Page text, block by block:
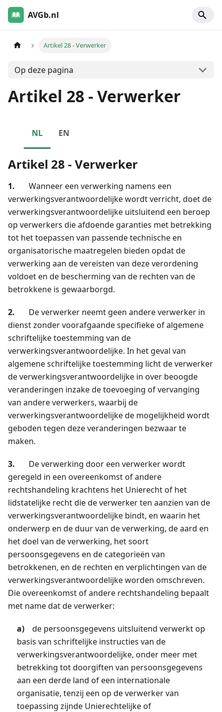
AVGb.nl
Artikel 28 - Verwerker
Op deze pagina
Artikel 28 - Verwerker
NL EN
Artikel 28 - Verwerker
1.
Wanneer een verwerking namens een
verwerkingsverantwoordelijke wordt verricht, doet de
verwerkingsverantwoordelijke uitsluitend een beroep
op verwerkers die afdoende garanties met betrekking
tot het toepassen van passende technische en
organisatorische maatregelen bieden opdat de
verwerking aan de vereisten van deze verordening
voldoet en de bescherming van de rechten van de
betrokkene is gewaarborgd.
2.
De verwerker neemt geen andere verwerker in
dienst zonder voorafgaande specifieke of algemene
schriftelijke toestemming van de
verwerkingsverantwoordelijke. In het geval van
algemene schriftelijke toestemming licht de verwerker
de verwerkingsverantwoordelijke in over beoogde
veranderingen inzake de toevoeging of vervanging
van andere verwerkers, waarbij de
verwerkingsverantwoordelijke de mogelijkheid wordt
geboden tegen deze veranderingen bezwaar te
maken.
3.
De verwerking door een verwerker wordt
geregeld in een overeenkomst of andere
rechtshandeling krachtens het Unierecht of het
lidstatelijke recht die de verwerker ten aanzien van de
verwerkingsverantwoordelijke bindt, en waarin het
onderwerp en de duur van de verwerking, de aard en
het doel van de verwerking, het soort
persoonsgegevens en de categorieën van
betrokkenen, en de rechten en verplichtingen van de
verwerkingsverantwoordelijke worden omschreven.
Die overeenkomst of andere rechtshandeling bepaalt
met name dat de verwerker:
a)
de persoonsgegevens uitsluitend verwerkt op
basis van schriftelijke instructies van de
verwerkingsverantwoordelijke, onder meer met
betrekking tot doorgiften van persoonsgegevens
aan een derde land of een internationale
organisatie, tenzij een op de verwerker van
toepassing zijnde Unierechtelijke of